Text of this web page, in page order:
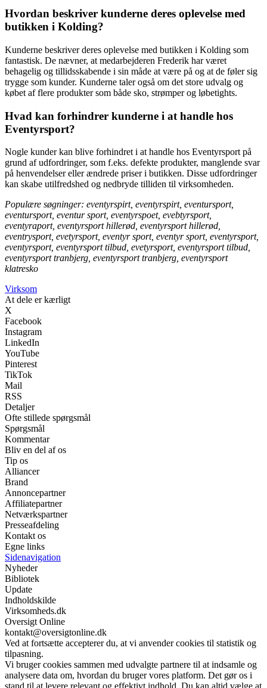
Hvordan beskriver kunderne deres oplevelse med
butikken i Kolding?
Kunderne beskriver deres oplevelse med butikken i Kolding som
fantastisk. De nævner, at medarbejderen Frederik har været
behagelig og tillidsskabende i sin måde at være på og at de føler sig
trygge som kunder. Kunderne taler også om det store udvalg og
købet af flere produkter som både sko, strømper og løbetights.
Hvad kan forhindrer kunderne i at handle hos
Eventyrsport?
Nogle kunder kan blive forhindret i at handle hos Eventyrsport på
grund af udfordringer, som f.eks. defekte produkter, manglende svar
på henvendelser eller ændrede priser i butikken. Disse udfordringer
kan skabe utilfredshed og nedbryde tilliden til virksomheden.
Populære søgninger: eventyrspirt, eventyrspirt, eventursport,
eventursport, eventur sport, eventyrspoet, evebtyrsport,
eventyraport, eventyrsport hillerød, eventyrsport hillerød,
eventrysport, evetyrsport, eventyr sport, eventyr sport, eventyrsport,
eventyrsport, eventyrsport tilbud, evetyrsport, eventyrsport tilbud,
eventyrsport tranbjerg, eventyrsport tranbjerg, eventyrsport
klatresko
Virksom
At dele er kærligt
X
Facebook
Instagram
LinkedIn
YouTube
Pinterest
TikTok
Mail
RSS
Detaljer
Ofte stillede spørgsmål
Spørgsmål
Kommentar
Bliv en del af os
Tip os
Alliancer
Brand
Annoncepartner
Affiliatepartner
Netværkspartner
Presseafdeling
Kontakt os
Egne links
Sidenavigation
Nyheder
Bibliotek
Update
Indholdskilde
Virksomheds.dk
Oversigt Online
kontakt@oversigtonline.dk
Ved at fortsætte accepterer du, at vi anvender cookies til statistik og
tilpasning.
Vi bruger cookies sammen med udvalgte partnere til at indsamle og
analysere data om, hvordan du bruger vores platform. Det gør os i